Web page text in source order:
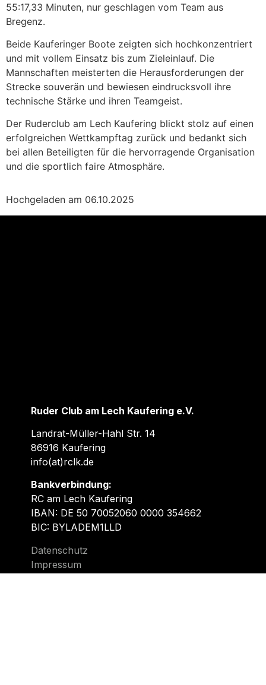
55:17,33 Minuten, nur geschlagen vom Team aus
Bregenz.
Beide Kauferinger Boote zeigten sich hochkonzentriert
und mit vollem Einsatz bis zum Zieleinlauf. Die
Mannschaften meisterten die Herausforderungen der
Strecke souverän und bewiesen eindrucksvoll ihre
technische Stärke und ihren Teamgeist.
Der Ruderclub am Lech Kaufering blickt stolz auf einen
erfolgreichen Wettkampftag zurück und bedankt sich
bei allen Beteiligten für die hervorragende Organisation
und die sportlich faire Atmosphäre.
Hochgeladen am 06.10.2025
Ruder Club am Lech Kaufering e.V.
Landrat-Müller-Hahl Str. 14
86916 Kaufering
info(at)rclk.de
Bankverbindung:
RC am Lech Kaufering
IBAN: DE 50 70052060 0000 354662
BIC: BYLADEM1LLD
Datenschutz
Impressum